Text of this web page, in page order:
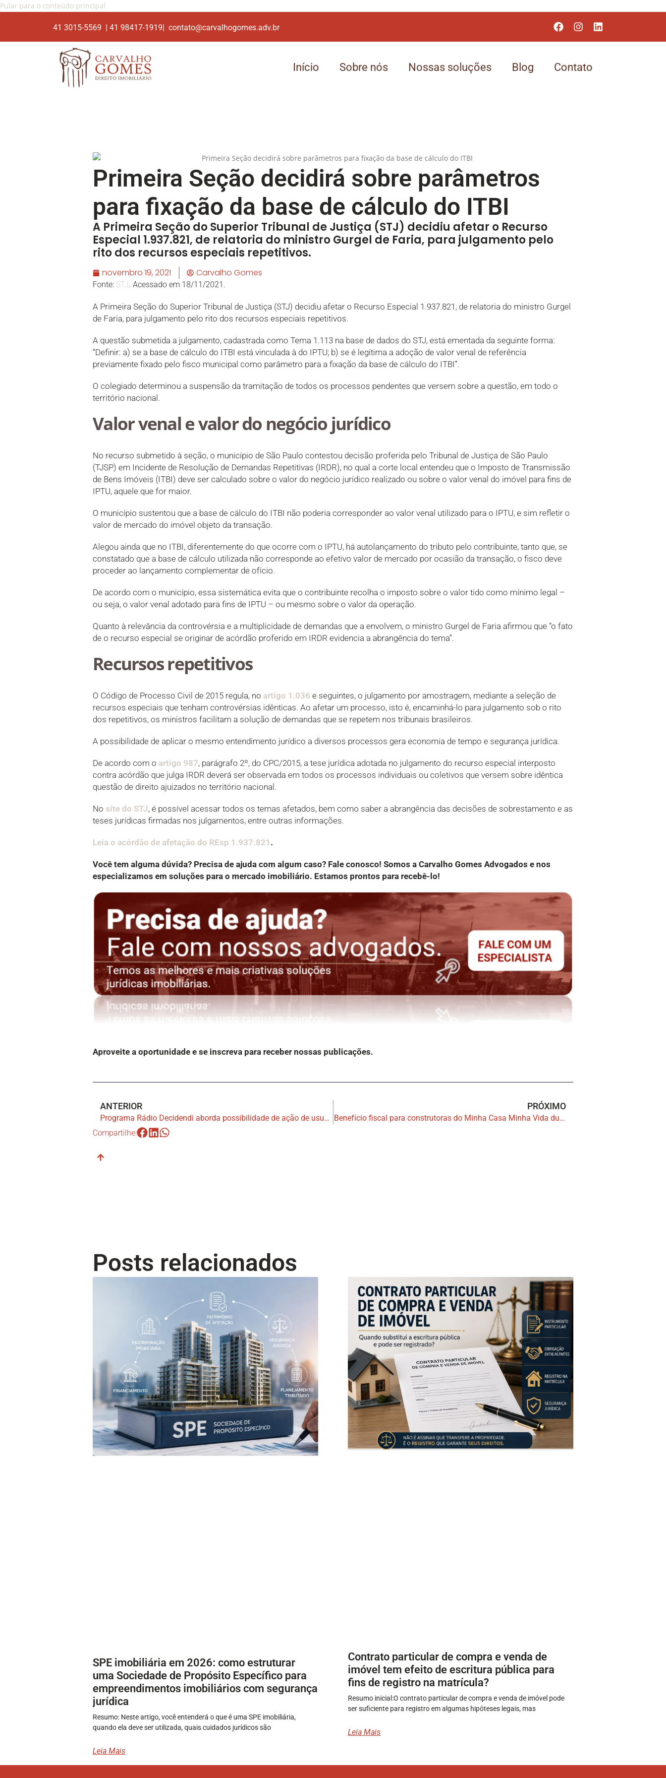
Pular para o conteúdo principal
41 3015-5569 | 41 98417-1919| contato@carvalhogomes.adv.br
Início Sobre nós Nossas soluções Blog Contato
Primeira Seção decidirá sobre parâmetros
para fixação da base de cálculo do ITBI
A Primeira Seção do Superior Tribunal de Justiça (STJ) decidiu afetar o Recurso
Especial 1.937.821, de relatoria do ministro Gurgel de Faria, para julgamento pelo
rito dos recursos especiais repetitivos.
novembro 19, 2021 Carvalho Gomes
Fonte: STJ. Acessado em 18/11/2021.
A Primeira Seção do Superior Tribunal de Justiça (STJ) decidiu afetar o Recurso Especial 1.937.821, de relatoria do ministro Gurgel
de Faria, para julgamento pelo rito dos recursos especiais repetitivos.
A questão submetida a julgamento, cadastrada como Tema 1.113 na base de dados do STJ, está ementada da seguinte forma:
“Definir: a) se a base de cálculo do ITBI está vinculada à do IPTU; b) se é legítima a adoção de valor venal de referência
previamente fixado pelo fisco municipal como parâmetro para a fixação da base de cálculo do ITBI”.
O colegiado determinou a suspensão da tramitação de todos os processos pendentes que versem sobre a questão, em todo o
território nacional.
Valor venal e valor do negócio jurídico
No recurso submetido à seção, o município de São Paulo contestou decisão proferida pelo Tribunal de Justiça de São Paulo
(TJSP) em Incidente de Resolução de Demandas Repetitivas (IRDR), no qual a corte local entendeu que o Imposto de Transmissão
de Bens Imóveis (ITBI) deve ser calculado sobre o valor do negócio jurídico realizado ou sobre o valor venal do imóvel para fins de
IPTU, aquele que for maior.
O município sustentou que a base de cálculo do ITBI não poderia corresponder ao valor venal utilizado para o IPTU, e sim refletir o
valor de mercado do imóvel objeto da transação.
Alegou ainda que no ITBI, diferentemente do que ocorre com o IPTU, há autolançamento do tributo pelo contribuinte, tanto que, se
constatado que a base de cálculo utilizada não corresponde ao efetivo valor de mercado por ocasião da transação, o fisco deve
proceder ao lançamento complementar de ofício.
De acordo com o município, essa sistemática evita que o contribuinte recolha o imposto sobre o valor tido como mínimo legal –
ou seja, o valor venal adotado para fins de IPTU – ou mesmo sobre o valor da operação.
Quanto à relevância da controvérsia e a multiplicidade de demandas que a envolvem, o ministro Gurgel de Faria afirmou que “o fato
de o recurso especial se originar de acórdão proferido em IRDR evidencia a abrangência do tema”.
Recursos repetitivos
O Código de Processo Civil de 2015 regula, no artigo 1.036 e seguintes, o julgamento por amostragem, mediante a seleção de
recursos especiais que tenham controvérsias idênticas. Ao afetar um processo, isto é, encaminhá-lo para julgamento sob o rito
dos repetitivos, os ministros facilitam a solução de demandas que se repetem nos tribunais brasileiros.
A possibilidade de aplicar o mesmo entendimento jurídico a diversos processos gera economia de tempo e segurança jurídica.
De acordo com o artigo 987, parágrafo 2º, do CPC/2015, a tese jurídica adotada no julgamento do recurso especial interposto
contra acórdão que julga IRDR deverá ser observada em todos os processos individuais ou coletivos que versem sobre idêntica
questão de direito ajuizados no território nacional.
No site do STJ, é possível acessar todos os temas afetados, bem como saber a abrangência das decisões de sobrestamento e as
teses jurídicas firmadas nos julgamentos, entre outras informações.
Leia o acórdão de afetação do REsp 1.937.821 .
Você tem alguma dúvida? Precisa de ajuda com algum caso? Fale conosco! Somos a Carvalho Gomes Advogados e nos
especializamos em soluções para o mercado imobiliário. Estamos prontos para recebê-lo!
Aproveite a oportunidade e se inscreva para receber nossas publicações.
ANTERIOR
Programa Rádio Decidendi aborda possibilidade de ação de usucapião em região do DF
PRÓXIMO
Benefício fiscal para construtoras do Minha Casa Minha Vida dura até o fim da execução do contrato
Compartilhe:
Posts relacionados
SPE imobiliária em 2026: como estruturar
uma Sociedade de Propósito Específico para
empreendimentos imobiliários com segurança
jurídica
Resumo: Neste artigo, você entenderá o que é uma SPE imobiliária,
quando ela deve ser utilizada, quais cuidados jurídicos são
Leia Mais
Contrato particular de compra e venda de
imóvel tem efeito de escritura pública para
fins de registro na matrícula?
Resumo inicial:O contrato particular de compra e venda de imóvel pode
ser suficiente para registro em algumas hipóteses legais, mas
Leia Mais